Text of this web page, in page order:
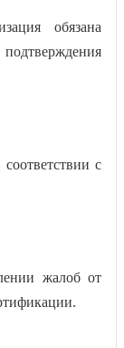
обязана
с
жалоб от